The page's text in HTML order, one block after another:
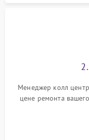
Менеджер колл
цене ремонта